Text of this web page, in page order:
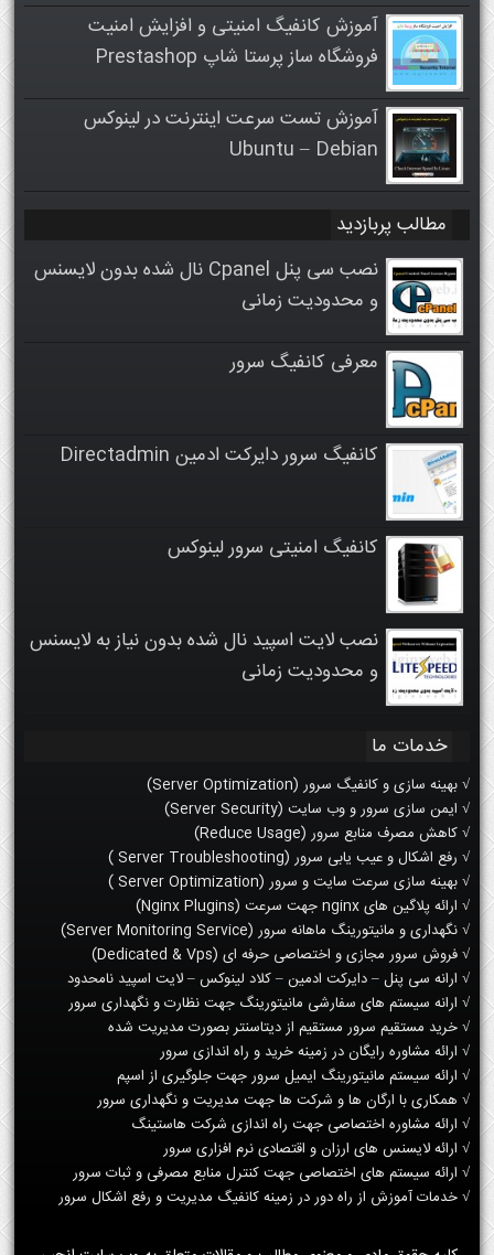
آموزش کانفیگ امنیتی و افزایش امنیت
فروشگاه ساز پرستا شاپ Prestashop
آموزش تست سرعت اینترنت در لینوکس
Ubuntu – Debian
مطالب پربازدید
نصب سی پنل Cpanel نال شده بدون لایسنس
و محدودیت زمانی
معرفی کانفیگ سرور
کانفیگ سرور دایرکت ادمین Directadmin
کانفیگ امنیتی سرور لینوکس
نصب لایت اسپید نال شده بدون نیاز به لایسنس
و محدودیت زمانی
خدمات ما
√ بهینه سازی و کانفیگ سرور (Server Optimization)
√ ایمن سازی سرور و وب سایت (Server Security)
√ کاهش مصرف منابع سرور (Reduce Usage)
√ رفع اشکال و عیب یابی سرور (Server Troubleshooting )
√ بهینه سازی سرعت سایت و سرور (Server Optimization )
√ ارائه پلاگین های nginx جهت سرعت (Nginx Plugins)
√ نگهداری و مانیتورینگ ماهانه سرور (Server Monitoring Service)
√ فروش سرور مجازی و اختصاصی حرفه ای (Dedicated & Vps)
√ ارانه سی پنل – دایرکت ادمین – کلاد لینوکس – لایت اسپید نامحدود
√ ارانه سیستم های سفارشی مانیتورینگ جهت نظارت و نگهداری سرور
√ خرید مستقیم سرور مستقیم از دیتاسنتر بصورت مدیریت شده
√ ارائه مشاوره رایگان در زمینه خرید و راه اندازی سرور
√ ارائه سیستم مانیتورینگ ایمیل سرور جهت جلوگیری از اسپم
√ همکاری با ارگان ها و شرکت ها جهت مدیریت و نگهداری سرور
√ ارائه مشاوره اختصاصی جهت راه اندازی شرکت هاستینگ
√ ارائه لایسنس های ارزان و اقتصادی نرم افزاری سرور
√ ارائه سیستم های اختصاصی جهت کنترل منابع مصرفی و ثبات سرور
√ خدمات آموزش از راه دور در زمینه کانفیگ مدیریت و رفع اشکال سرور